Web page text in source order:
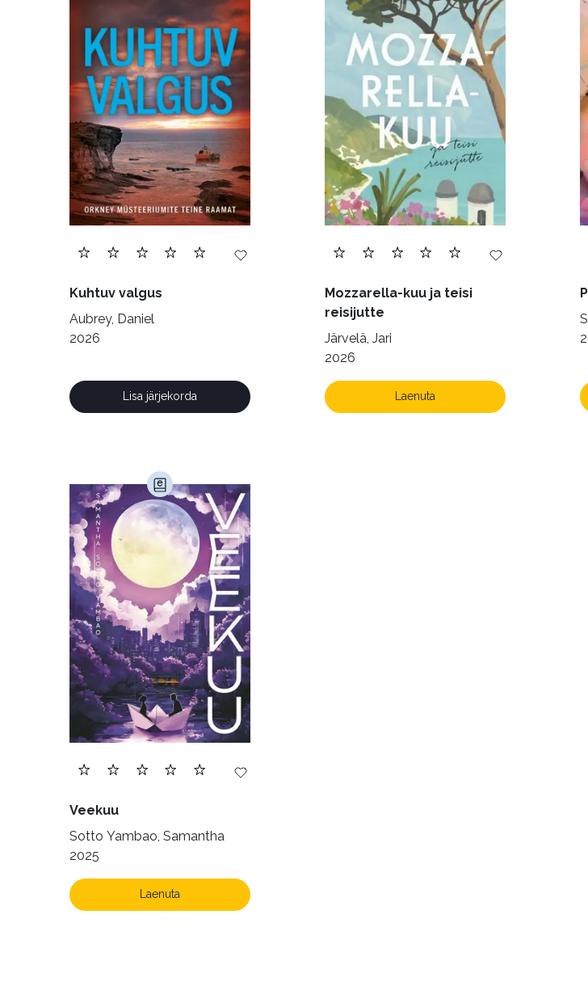
Maamajandus (24)
Majandus (34) Perioodika (15) Psühholoogia (186)
Siseturvalisus (34)
Sport (52) Tehnika (6) Telekommunikatsioon (9)
Ulme ja fantaasia (244)
Õigus (22)
Kuhtuv valgus
Aubrey, Daniel
2026
Lisa järjekorda
Mozzarella-kuu ja teisi
reisijutte
Järvelä, Jari
2026
Laenuta
Veekuu
Sotto Yambao, Samantha
2025
Laenuta